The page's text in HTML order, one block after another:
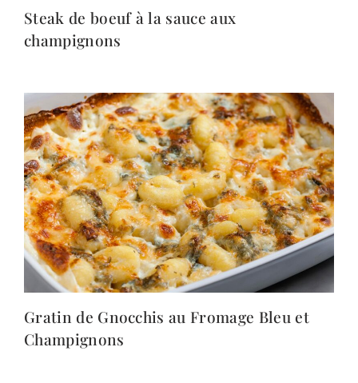
Steak de boeuf à la sauce aux
champignons
Gratin de Gnocchis au Fromage Bleu et
Champignons